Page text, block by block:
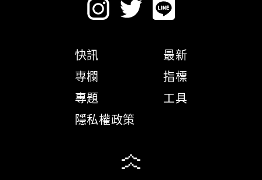
快訊
專欄
專題
隱私權政策
最新
指標
工具